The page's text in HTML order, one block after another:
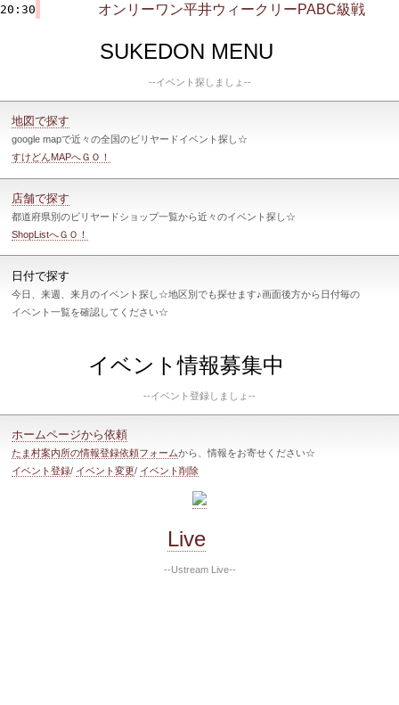
20:30 オンリーワン平井ウィークリーPABC級戦
SUKEDON MENU
--イベント探しましょ--
地図で探す
google mapで近々の全国のビリヤードイベント探し☆
すけどんMAPへＧＯ！
店舗で探す
都道府県別のビリヤードショップ一覧から近々のイベント探し☆
ShopListへＧＯ！
日付で探す
今日、来週、来月のイベント探し☆地区別でも探せます♪画面後方から日付毎の
イベント一覧を確認してください☆
イベント情報募集中
--イベント登録しましょ--
ホームページから依頼
たま村案内所の情報登録依頼フォームから、情報をお寄せください☆
イベント登録/ イベント変更/ イベント削除
Live
--Ustream Live--